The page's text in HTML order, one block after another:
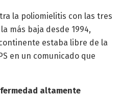
la poliomielitis con las tres
más baja desde 1994,
estaba libre de la
en un comunicado que
altamente